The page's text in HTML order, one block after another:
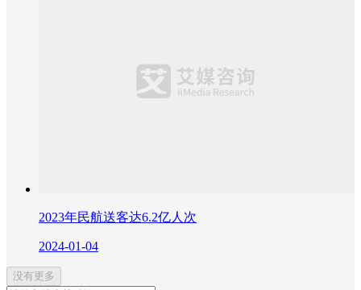
2023年民航送客达6.2亿人次
2024-01-04
没有更多